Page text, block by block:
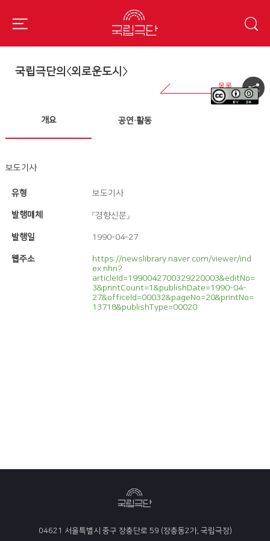
국립극단의〈외로운도시〉
개요 공연·활동
보도기사
유형 보도기사
발행매체 『경향신문』
발행일 1990-04-27
웹주소
https://newslibrary.naver.com/viewer/ind
ex.nhn?
articleId=1990042700329220003&editNo=
3&printCount=1&publishDate=1990-04-
27&officeId=00032&pageNo=20&printNo=
13718&publishType=00020
04621 서울특별시 중구 장충단로 59 (장충동2가, 국립극장)